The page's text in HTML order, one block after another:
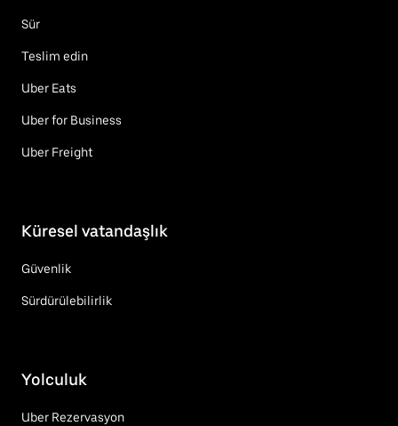
Sür
Teslim edin
Uber Eats
Uber for Business
Uber Freight
Küresel vatandaşlık
Güvenlik
Sürdürülebilirlik
Yolculuk
Uber Rezervasyon